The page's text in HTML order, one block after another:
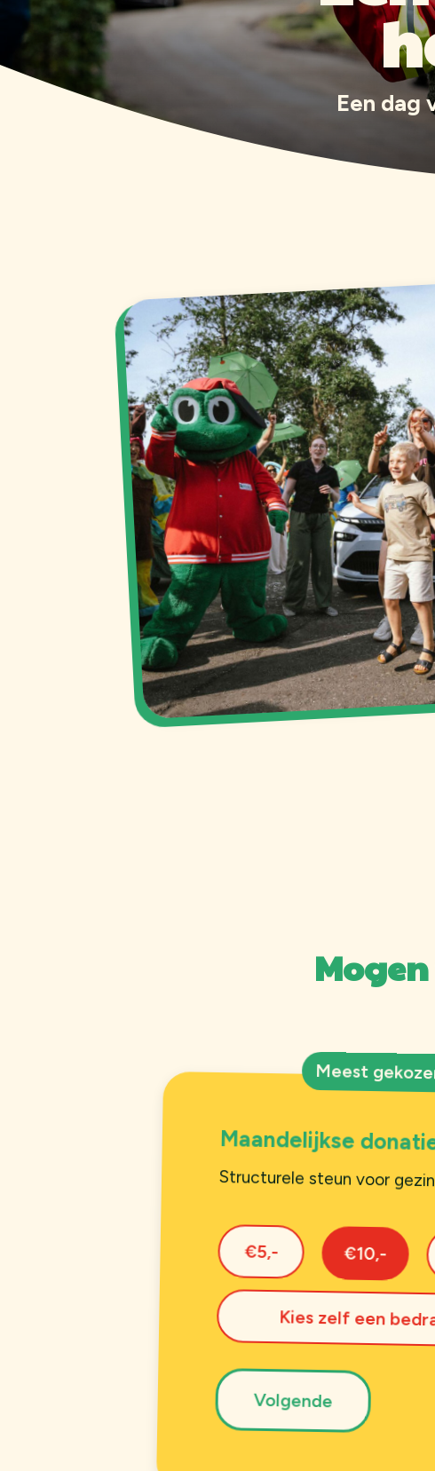
Een dag
Meest
Maandelijkse
Structurele steun voor
Kies
bedrag
€5,- €10,-
Kies zelf een
Volgende